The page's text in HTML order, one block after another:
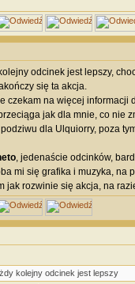
odcinek jest lepszy,
się ta akcja.
czekam na więcej informacji
jak dla mnie, co nie
dla Ulquiorry, poza
, jedenaście odcinków,
mi się grafika i muzyka, na
jak rozwinie się akcja, na
kolejny odcinek jest lepszy